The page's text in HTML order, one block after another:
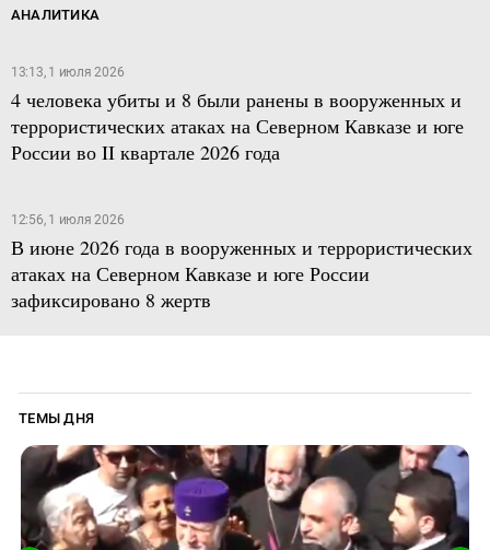
АНАЛИТИКА
13:13, 1 июля 2026
4 человека убиты и 8 были ранены в вооруженных и
террористических атаках на Северном Кавказе и юге
России во II квартале 2026 года
12:56, 1 июля 2026
В июне 2026 года в вооруженных и террористических
атаках на Северном Кавказе и юге России
зафиксировано 8 жертв
ТЕМЫ ДНЯ